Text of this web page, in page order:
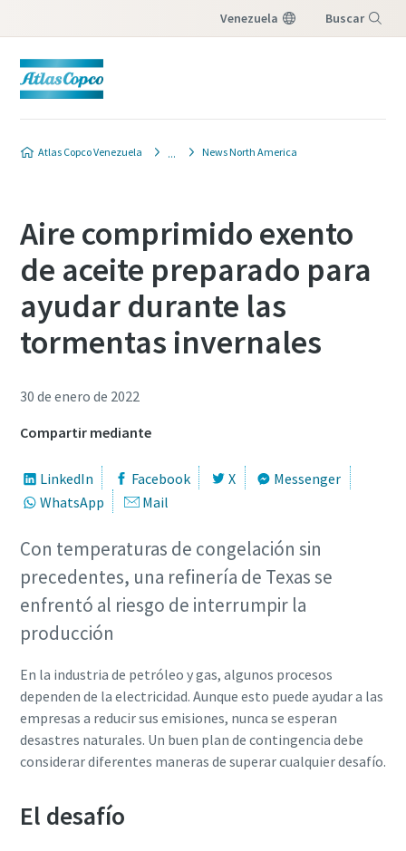
Venezuela Buscar
Atlas Copco Venezuela News North America
Aire comprimido exento
de aceite preparado para
ayudar durante las
tormentas invernales
30 de enero de 2022
Compartir mediante
LinkedIn Facebook X
Messenger
WhatsApp
Mail
Con temperaturas de congelación sin
precedentes, una refinería de Texas se
enfrentó al riesgo de interrumpir la
producción
En la industria de petróleo y gas, algunos procesos
dependen de la electricidad. Aunque esto puede ayudar a las
empresas a reducir sus emisiones, nunca se esperan
desastres naturales. Un buen plan de contingencia debe
considerar diferentes maneras de superar cualquier desafío.
El desafío